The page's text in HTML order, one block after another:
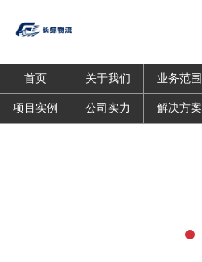
首页 关于我们 业务范围
项目实例 公司实力 解决方案